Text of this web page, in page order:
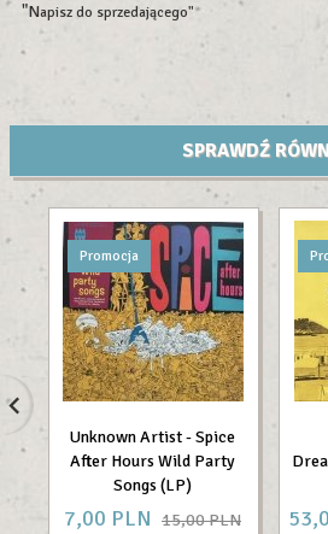
"Napisz do sprzedającego"
SPRAWDŹ
Promocja
Unknown Artist - Spice
After Hours Wild Party
Songs (LP)
7,00 PLN 15,00 PLN
53,